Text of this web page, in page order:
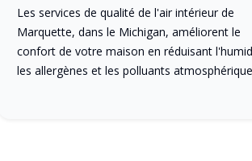
Les services de qualité de l'air intérieur de
Marquette, dans le Michigan, améliorent le
confort de votre maison en réduisant
les allergènes et les polluants